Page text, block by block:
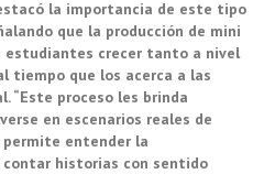
la importancia de este tipo
que la producción de mini
estudiantes crecer tanto a nivel
tiempo que los acerca a las
“Este proceso les brinda
en escenarios reales de
permite entender la
historias con sentido